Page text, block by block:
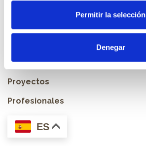
Permitir la selección
Denegar
Carpintería a medida
Proyectos
Profesionales
ES